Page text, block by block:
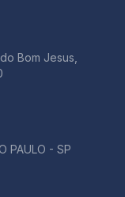
Bom Jesus,
PAULO - SP